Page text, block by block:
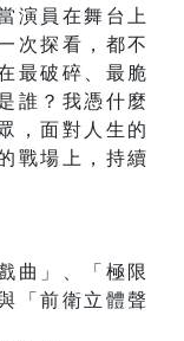
演員在舞台上
次探看，都不
最破碎、最脆
誰？我憑什麼
，面對人生的
戰場上，持續
曲」、「極限
「前衛立體聲